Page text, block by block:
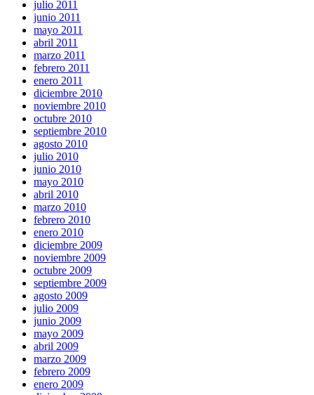
julio 2011
junio 2011
mayo 2011
abril 2011
marzo 2011
febrero 2011
enero 2011
diciembre 2010
noviembre 2010
octubre 2010
septiembre 2010
agosto 2010
julio 2010
junio 2010
mayo 2010
abril 2010
marzo 2010
febrero 2010
enero 2010
diciembre 2009
noviembre 2009
octubre 2009
septiembre 2009
agosto 2009
julio 2009
junio 2009
mayo 2009
abril 2009
marzo 2009
febrero 2009
enero 2009